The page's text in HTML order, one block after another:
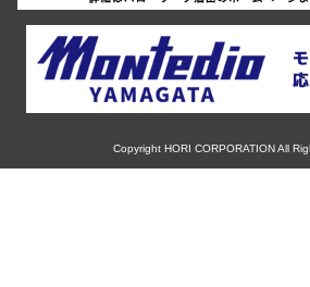
マツダ
ミツビシ
14インチ
15インチ
ヨコハマ
ダンロップ
Advanti Racing
Copyright HORI CORPORATION All